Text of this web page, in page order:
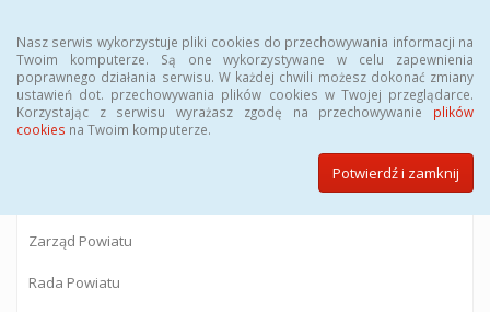
Nasz serwis wykorzystuje pliki cookies do przechowywania informacji na
Twoim komputerze. Są one wykorzystywane w celu zapewnienia
poprawnego działania serwisu. W każdej chwili możesz dokonać zmiany
ustawień dot. przechowywania plików cookies w Twojej przeglądarce.
Korzystając z serwisu wyrażasz zgodę na przechowywanie plików
cookies na Twoim komputerze.
Potwierdź i zamknij
BIULETYN INFORMACJI PUBLICZNEJ
Starostwa Powiatowego w Gostyninie
Zarząd Powiatu
Rada Powiatu